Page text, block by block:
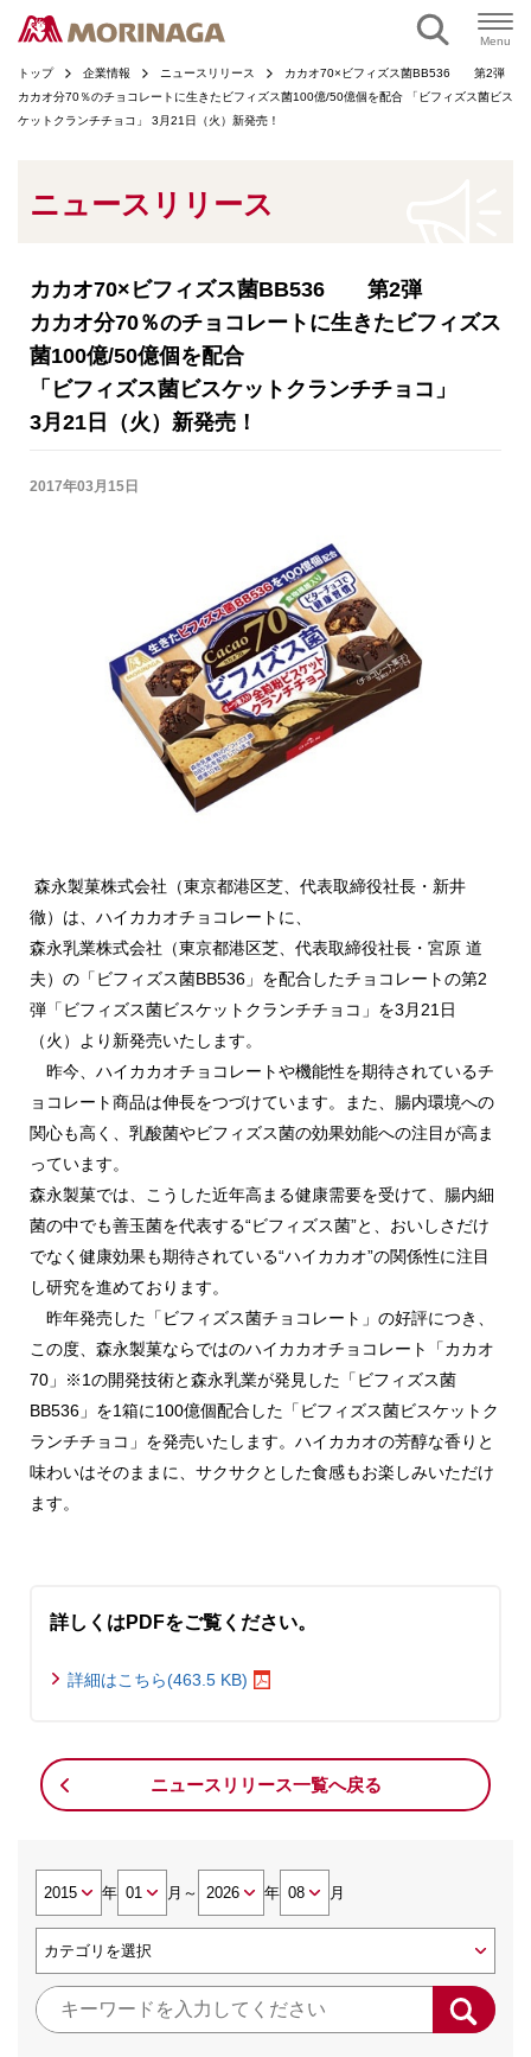
Menu
トップ 企業情報 ニュースリリース
カカオ70×ビフィズス菌BB536 第2弾
カカオ分70％のチョコレートに生きたビフィズス菌100億/50億個を配合 「ビフィズス菌ビス
ケットクランチチョコ」 3月21日（火）新発売！
ニュースリリース
カカオ70×ビフィズス菌BB536 第2弾
カカオ分70％のチョコレートに生きたビフィズス
菌100億/50億個を配合
「ビフィズス菌ビスケットクランチチョコ」
3月21日（火）新発売！
2017年03月15日
森永製菓株式会社（東京都港区芝、代表取締役社長・新井
徹）は、ハイカカオチョコレートに、
森永乳業株式会社（東京都港区芝、代表取締役社長・宮原 道
夫）の「ビフィズス菌BB536」を配合したチョコレートの第2
弾「ビフィズス菌ビスケットクランチチョコ」を3月21日
（火）より新発売いたします。
昨今、ハイカカオチョコレートや機能性を期待されているチ
ョコレート商品は伸長をつづけています。また、腸内環境への
関心も高く、乳酸菌やビフィズス菌の効果効能への注目が高ま
っています。
森永製菓では、こうした近年高まる健康需要を受けて、腸内細
菌の中でも善玉菌を代表する“ビフィズス菌”と、おいしさだけ
でなく健康効果も期待されている“ハイカカオ”の関係性に注目
し研究を進めております。
昨年発売した「ビフィズス菌チョコレート」の好評につき、
この度、森永製菓ならではのハイカカオチョコレート「カカオ
70」※1の開発技術と森永乳業が発見した「ビフィズス菌
BB536」を1箱に100億個配合した「ビフィズス菌ビスケットク
ランチチョコ」を発売いたします。ハイカカオの芳醇な香りと
味わいはそのままに、サクサクとした食感もお楽しみいただけ
ます。
詳しくはPDFをご覧ください。
詳細はこちら(463.5 KB)
ニュースリリース一覧へ戻る
年 月 ～ 年 月